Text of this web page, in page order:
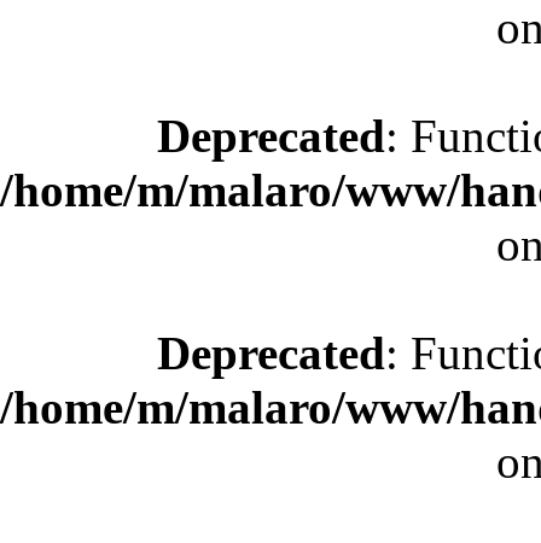
Deprecated:
/home/m/malaro/www/
Deprecated:
/home/m/malaro/www/